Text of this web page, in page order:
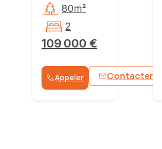
109 000 €
80m²
2
Appeler Contacter